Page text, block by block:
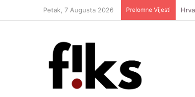
Petak, 7 Augusta 2026 Prelomne Vijesti